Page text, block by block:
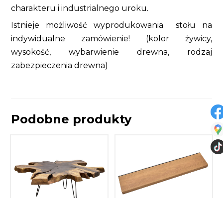
charakteru i industrialnego uroku.
Istnieje możliwość wyprodukowania stołu na
indywidualne zamówienie! (kolor żywicy,
wysokość, wybarwienie drewna, rodzaj
zabezpieczenia drewna)
Podobne produkty